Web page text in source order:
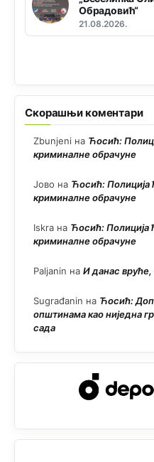
Обрадовић“
21.08.2026.
Скорашњи коментари
Zbunjeni на Ћосић:
криминалне обрачуне
Јово на Ћосић: Полиција
криминалне обрачуне
Iskra на Ћосић: Полиција
криминалне обрачуне
Paljanin на И данас
Sugrađanin на Ћосић:
општинама као ниједна
сада